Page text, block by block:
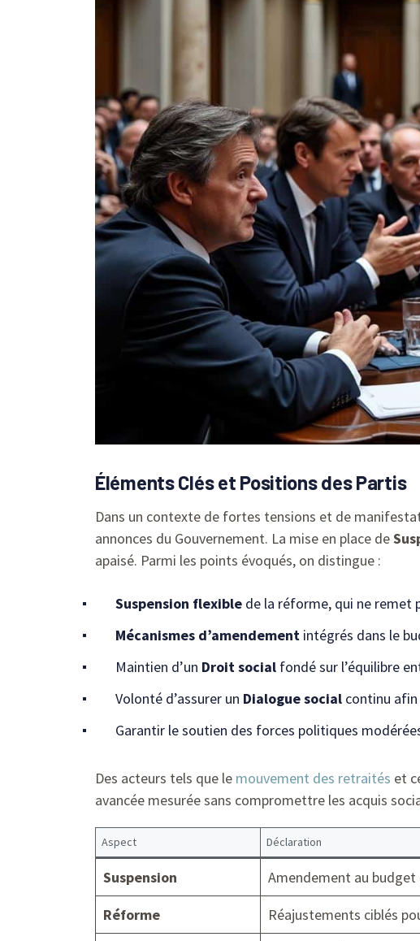
Éléments Clés et Positions des Partis
Dans un contexte de fortes tensions et de
annonces du Gouvernement. La mise en place de
apaisé. Parmi les points évoqués, on distingue :
Suspension flexible de la réforme, qui ne remet
Mécanismes d’amendement intégrés dans le
Maintien d’un Droit social fondé sur l’équilibre
Volonté d’assurer un Dialogue social continu
Garantir le soutien des forces politiques
Des acteurs tels que le mouvement des retraités et
avancée mesurée sans compromettre les acquis
Aspect Déclaration
Suspension
Amendement au budget
Réforme
Réajustements ciblés